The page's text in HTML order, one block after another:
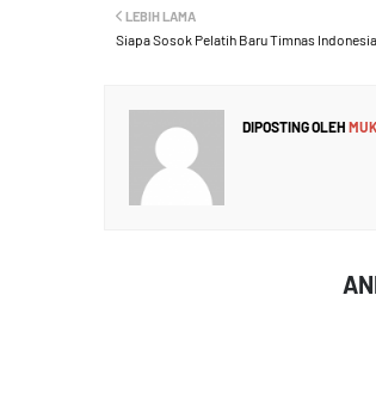
LEBIH LAMA
Siapa Sosok Pelatih Baru Timnas Indonesia
DIPOSTING OLEH